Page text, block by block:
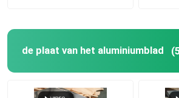
de plaat van het aluminiumblad